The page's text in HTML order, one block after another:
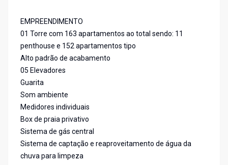
EMPREENDIMENTO
01 Torre com 163 apartamentos ao total sendo: 11
penthouse e 152 apartamentos tipo
Alto padrão de acabamento
05 Elevadores
Guarita
Som ambiente
Medidores individuais
Box de praia privativo
Sistema de gás central
Sistema de captação e reaproveitamento de água da
chuva para limpeza